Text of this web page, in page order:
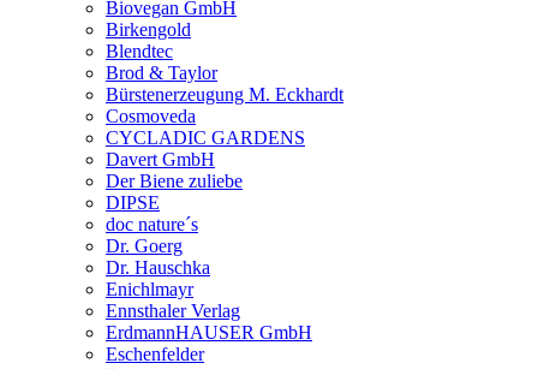
Biovegan GmbH
Birkengold
Blendtec
Brod & Taylor
Bürstenerzeugung M. Eckhardt
Cosmoveda
CYCLADIC GARDENS
Davert GmbH
Der Biene zuliebe
DIPSE
doc nature´s
Dr. Goerg
Dr. Hauschka
Enichlmayr
Ennsthaler Verlag
ErdmannHAUSER GmbH
Eschenfelder